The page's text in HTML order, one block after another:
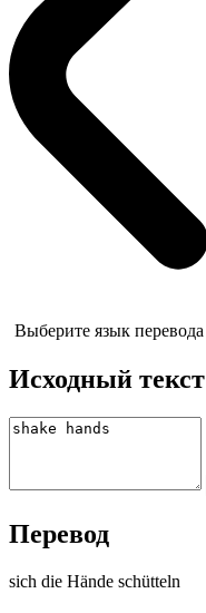
Выберите язык перевода
Исходный текст
Перевод
sich die Hände schütteln